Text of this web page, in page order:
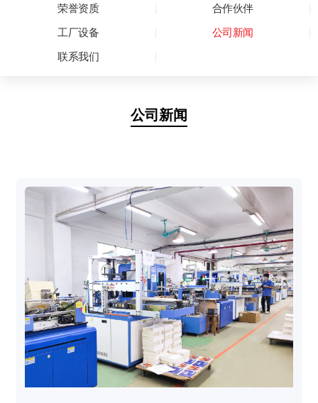
荣誉资质
合作伙伴
工厂设备
公司新闻
联系我们
公司新闻